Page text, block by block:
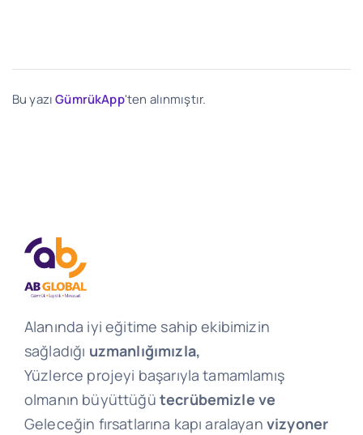
Bu yazıGümrükApp'ten alınmıştır.
Alanında iyi eğitime sahip ekibimizin
sağladığı uzmanlığımızla,
Yüzlerce projeyi başarıyla tamamlamış
olmanın büyüttüğü tecrübemizle ve
Geleceğin fırsatlarına kapı aralayan vizyoner